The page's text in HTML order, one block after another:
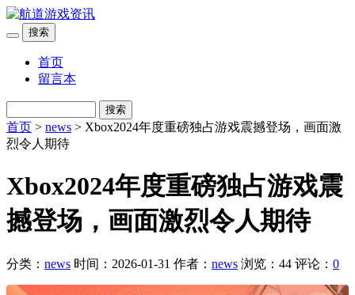
搜索
首页
留言本
搜索
首页 > news > Xbox2024年度重磅独占游戏震撼登场，画面激
烈令人期待
Xbox2024年度重磅独占游戏震
撼登场，画面激烈令人期待
分类： news 时间：2026-01-31 作者： news 浏览：44 评论： 0